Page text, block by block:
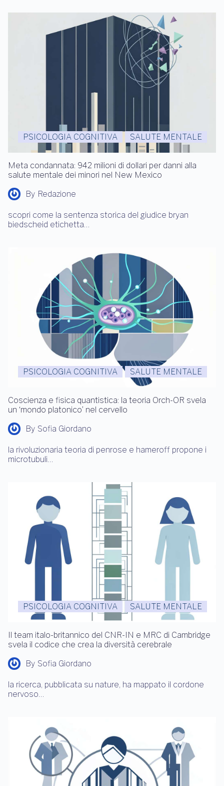
PSICOLOGIA COGNITIVA SALUTE MENTALE
Meta condannata: 942 milioni di dollari per danni alla
salute mentale dei minori nel New Mexico
By Redazione
scopri come la sentenza storica del giudice bryan
biedscheid etichetta…
PSICOLOGIA COGNITIVA SALUTE MENTALE
Coscienza e fisica quantistica: la teoria Orch-OR svela
un ‘mondo platonico’ nel cervello
By Sofia Giordano
la rivoluzionaria teoria di penrose e hameroff propone i
microtubuli…
PSICOLOGIA COGNITIVA SALUTE MENTALE
Il team italo-britannico del CNR-IN e MRC di Cambridge
svela il codice che crea la diversità cerebrale
By Sofia Giordano
la ricerca, pubblicata su nature, ha mappato il cordone
nervoso…